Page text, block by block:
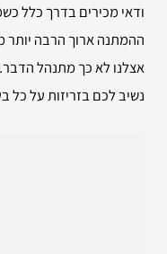
ודאי מכירים בדרך כלל
ההמתנה ארוך הרבה יותר
אצלנו לא כך מתנהל
נשיב לכם בזריזות על כל